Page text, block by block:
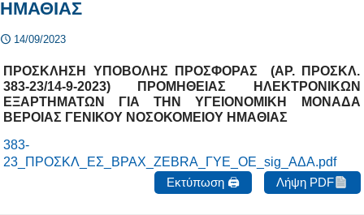
ΗΜΑΘΙΑΣ
14/09/2023
ΠΡΟΣΚΛΗΣΗ ΥΠΟΒΟΛΗΣ ΠΡΟΣΦΟΡΑΣ (ΑΡ. ΠΡΟΣΚΛ.
383-23/14-9-2023) ΠΡΟΜΗΘΕΙΑΣ ΗΛΕΚΤΡΟΝΙΚΩΝ
ΕΞΑΡΤΗΜΑΤΩΝ ΓΙΑ ΤΗΝ ΥΓΕΙΟΝΟΜΙΚΗ ΜΟΝΑΔΑ
ΒΕΡΟΙΑΣ ΓΕΝΙΚΟΥ ΝΟΣΟΚΟΜΕΙΟΥ ΗΜΑΘΙΑΣ
383-
23_ΠΡΟΣΚΛ_ΕΣ_ΒΡΑΧ_ZEBRA_ΓΥΕ_ΟΕ_sig_ΑΔΑ.pdf
Εκτύπωση 🖨
Λήψη PDF